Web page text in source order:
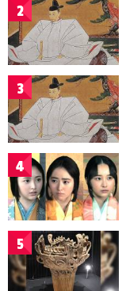
2
3
4
5